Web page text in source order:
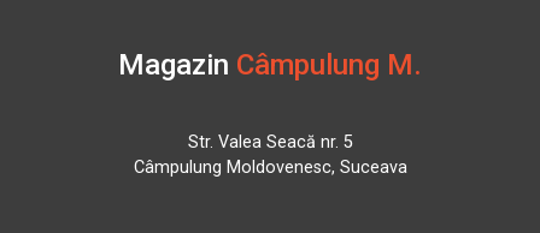
Magazin Câmpulung M.
Str. Valea Seacă nr. 5
Câmpulung Moldovenesc, Suceava